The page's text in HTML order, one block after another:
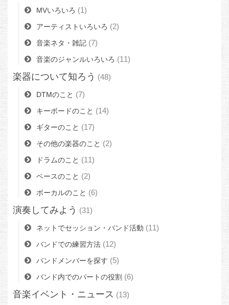
MVいろいろ (1)
アーティストいろいろ (2)
音楽ネタ・雑記 (7)
音楽のジャンルいろいろ (11)
楽器について知ろう (48)
DTMのこと (7)
キーボードのこと (14)
ギターのこと (17)
その他の楽器のこと (2)
ドラムのこと (11)
ベースのこと (2)
ボーカルのこと (6)
演奏してみよう (31)
ネットでセッション・バンド活動 (11)
バンドでの練習方法 (12)
バンドメンバーを探す (5)
バンド内でのパートの役割 (6)
音楽イベント・ニュース (13)